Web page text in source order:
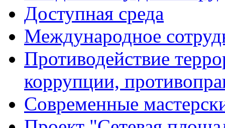
Доступная среда
Международное
Противодействие
коррупции,
Современные